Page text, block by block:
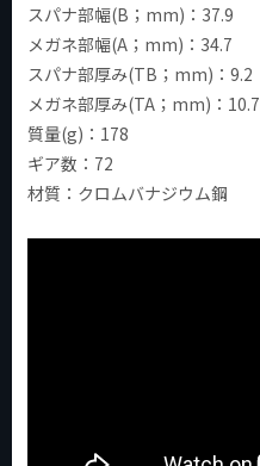
スパナ部幅(B；mm)：37.9
メガネ部幅(A；mm)：34.7
スパナ部厚み(TB；mm)：9.2
メガネ部厚み(TA；mm)：10.7
質量(g)：178
ギア数：72
材質：クロムバナジウム鋼